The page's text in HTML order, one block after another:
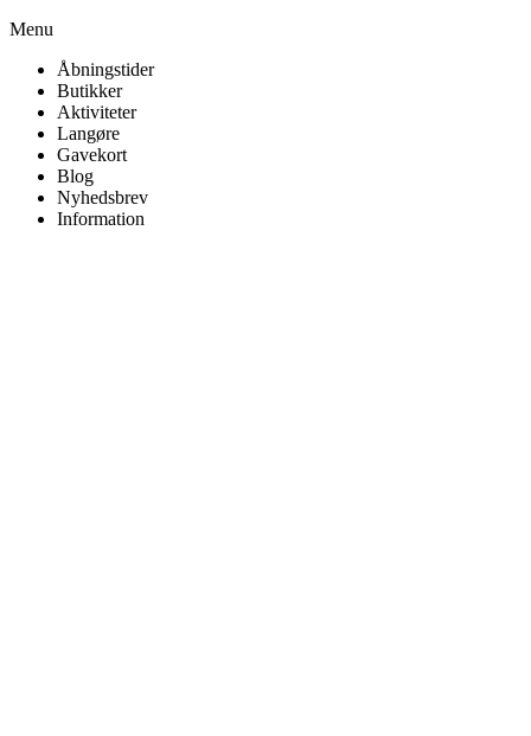
Menu
Åbningstider
Butikker
Aktiviteter
Langøre
Gavekort
Blog
Nyhedsbrev
Information